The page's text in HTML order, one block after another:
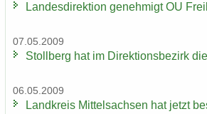
Lan­des­di­rek­ti­on ge­neh­migt OU
07.05.2009
Stoll­berg hat im Di­rek­ti­ons­be­zirk
06.05.2009
Land­kreis Mit­tel­sach­sen hat jetzt